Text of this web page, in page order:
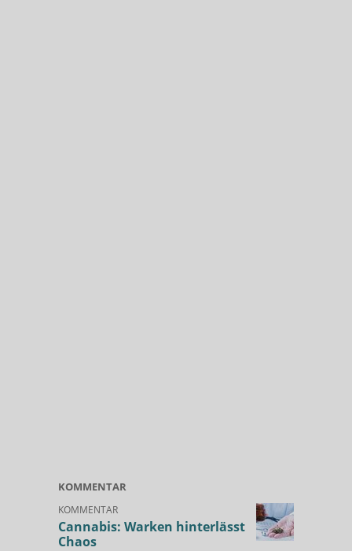
KOMMENTAR
KOMMENTAR
Cannabis: Warken hinterlässt
Chaos